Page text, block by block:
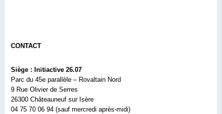
CONTACT
Siège : Initiactive 26.07
Parc du 45e parallèle – Rovaltain Nord
9 Rue Olivier de Serres
26300 Châteauneuf sur Isère
04 75 70 06 94 (sauf mercredi après-midi)